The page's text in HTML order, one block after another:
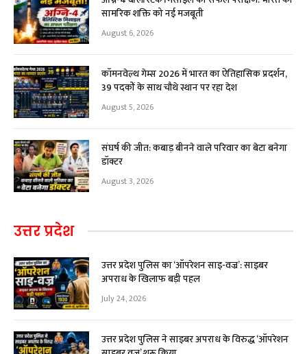
सामरिक शक्ति को नई मजबूती
August 6, 2026
कॉमनवेल्थ गेम्स 2026 में भारत का ऐतिहासिक प्रदर्शन,
39 पदकों के साथ चौथे स्थान पर रहा देश
August 5, 2026
संघर्ष की जीत: कबाड़ बीनने वाले परिवार का बेटा बनेगा
डॉक्टर
August 3, 2026
उत्तर प्रदेश
उत्तर प्रदेश पुलिस का ‘ऑपरेशन साइ-वज्र’: साइबर
अपराध के खिलाफ बड़ी पहल
July 24, 2026
उत्तर प्रदेश पुलिस ने साइबर अपराध के विरुद्ध ‘ऑपरेशन